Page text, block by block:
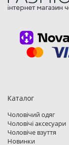
Каталог
Чоловічий одяг
Чоловічі аксесуари
Чоловіче взуття
Новинки